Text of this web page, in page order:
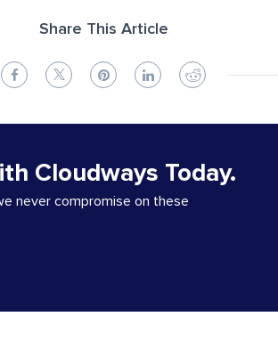
Share This Article
Cloudways Today.
never compromise on these